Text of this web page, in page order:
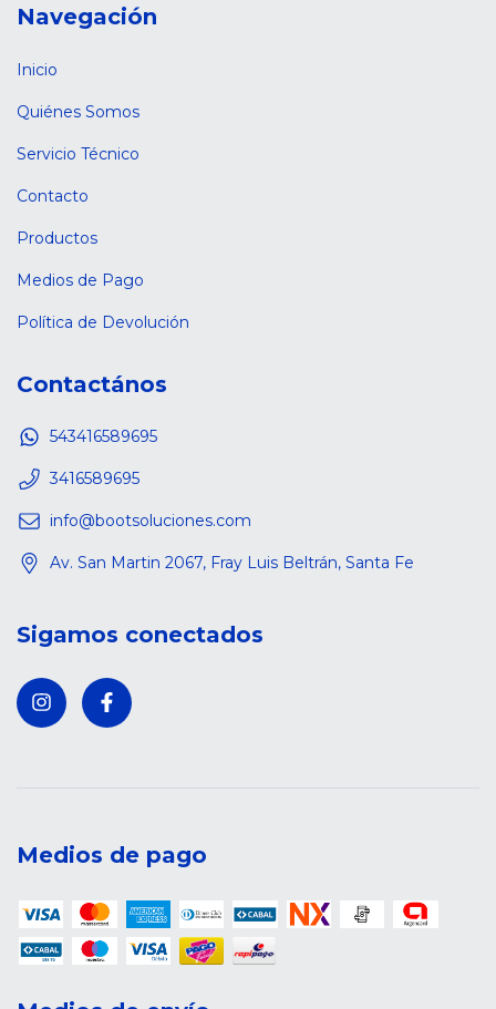
Navegación
Inicio
Quiénes Somos
Servicio Técnico
Contacto
Productos
Medios de Pago
Política de Devolución
Contactános
543416589695
3416589695
info@bootsoluciones.com
Av. San Martin 2067, Fray Luis Beltrán, Santa Fe
Sigamos conectados
Medios de pago